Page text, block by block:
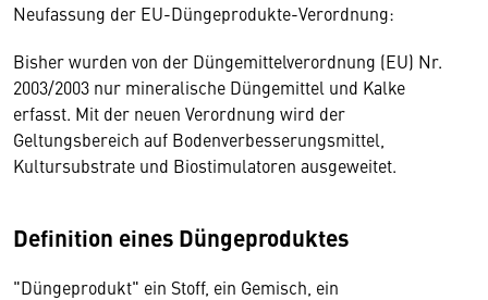
Neufassung der EU-Düngeprodukte-Verordnung:
Bisher wurden von der Düngemittelverordnung (EU) Nr.
2003/2003 nur mineralische Düngemittel und Kalke
erfasst. Mit der neuen Verordnung wird der
Geltungsbereich auf Bodenverbesserungsmittel,
Kultursubstrate und Biostimulatoren ausgeweitet.
Definition eines Düngeproduktes
"Düngeprodukt" ein Stoff, ein Gemisch, ein